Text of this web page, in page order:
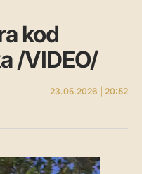
kod
/VIDEO/
23.05.2026 | 20:52